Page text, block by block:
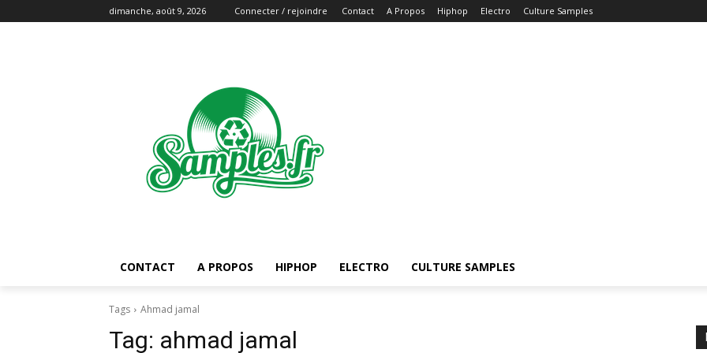
dimanche, août 9, 2026 Connecter / rejoindre Contact A Propos Hiphop Electro Culture Samples
CONTACT A PROPOS HIPHOP ELECTRO CULTURE SAMPLES
Tags Ahmad jamal
Tag: ahmad jamal